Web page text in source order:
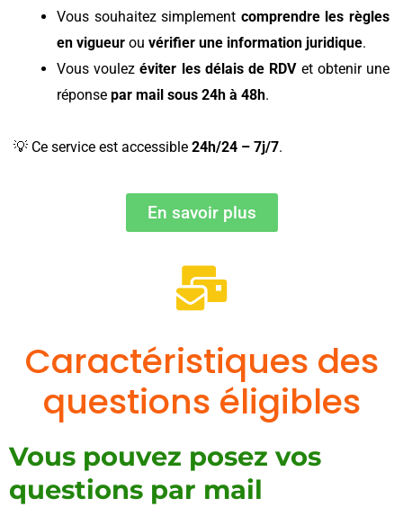
Vous souhaitez simplement comprendre les règles
en vigueur ou vérifier une information juridique.
Vous voulezéviter les délais de RDVet obtenir une
réponse par mail sous 24h à 48h.
💡 Ce service est accessible 24h/24 – 7j/7.
En savoir plus
Caractéristiques des
questions éligibles
Vous pouvez posez vos
questions par mail